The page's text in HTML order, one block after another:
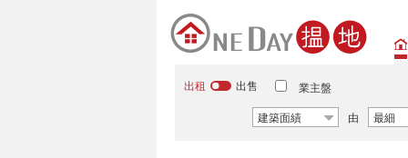
出租 出售 業主盤
建築面績 由 最細